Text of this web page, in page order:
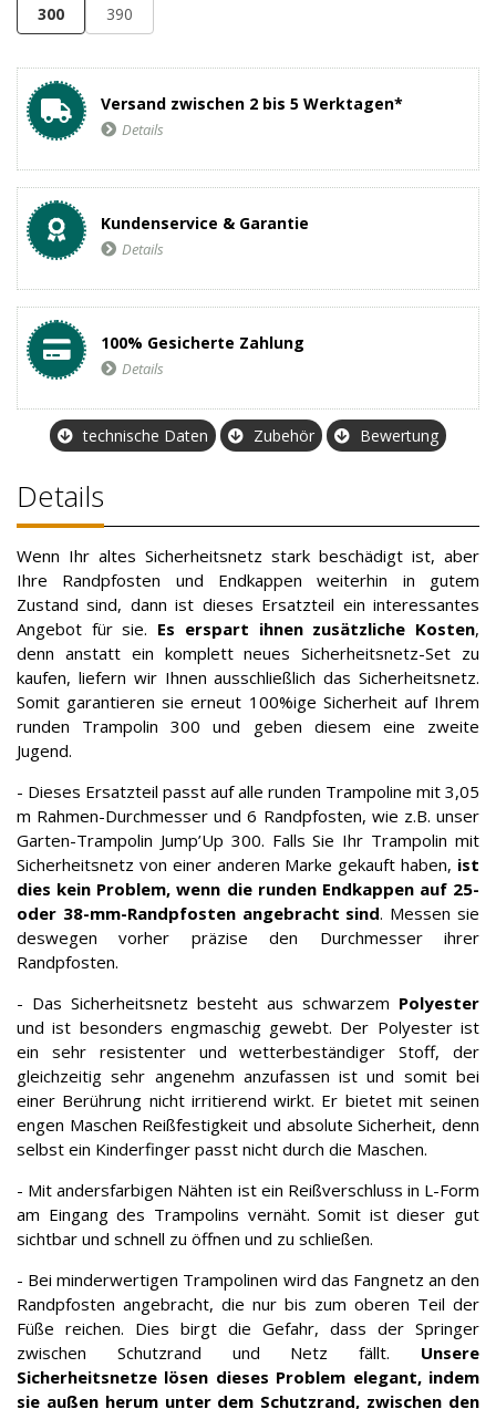
300 390
Versand zwischen 2 bis 5 Werktagen*
Details
Kundenservice & Garantie
Details
100% Gesicherte Zahlung
Details
technische Daten Zubehör Bewertung
Details
Wenn Ihr altes Sicherheitsnetz stark beschädigt ist, aber
Ihre Randpfosten und Endkappen weiterhin in gutem
Zustand sind, dann ist dieses Ersatzteil ein interessantes
Angebot für sie. Es erspart ihnen zusätzliche Kosten,
denn anstatt ein komplett neues Sicherheitsnetz-Set zu
kaufen, liefern wir Ihnen ausschließlich das Sicherheitsnetz.
Somit garantieren sie erneut 100%ige Sicherheit auf Ihrem
runden Trampolin 300 und geben diesem eine zweite
Jugend.
- Dieses Ersatzteil passt auf alle runden Trampoline mit 3,05
m Rahmen-Durchmesser und 6 Randpfosten, wie z.B. unser
Garten-Trampolin Jump’Up 300. Falls Sie Ihr Trampolin mit
Sicherheitsnetz von einer anderen Marke gekauft haben, ist
dies kein Problem, wenn die runden Endkappen auf 25-
oder 38-mm-Randpfosten angebracht sind. Messen sie
deswegen vorher präzise den Durchmesser ihrer
Randpfosten.
- Das Sicherheitsnetz besteht aus schwarzem Polyester
und ist besonders engmaschig gewebt. Der Polyester ist
ein sehr resistenter und wetterbeständiger Stoff, der
gleichzeitig sehr angenehm anzufassen ist und somit bei
einer Berührung nicht irritierend wirkt. Er bietet mit seinen
engen Maschen Reißfestigkeit und absolute Sicherheit, denn
selbst ein Kinderfinger passt nicht durch die Maschen.
- Mit andersfarbigen Nähten ist ein Reißverschluss in L-Form
am Eingang des Trampolins vernäht. Somit ist dieser gut
sichtbar und schnell zu öffnen und zu schließen.
- Bei minderwertigen Trampolinen wird das Fangnetz an den
Randpfosten angebracht, die nur bis zum oberen Teil der
Füße reichen. Dies birgt die Gefahr, dass der Springer
zwischen Schutzrand und Netz fällt. Unsere
Sicherheitsnetze lösen dieses Problem elegant, indem
sie außen herum unter dem Schutzrand, zwischen den